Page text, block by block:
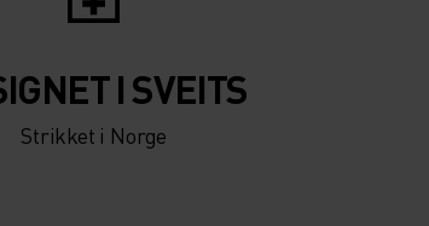
I SVEITS
Strikket i Norge